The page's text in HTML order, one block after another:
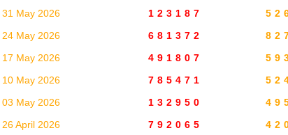
31 May 2026 123187
24 May 2026 681372
17 May 2026 491807
10 May 2026 785471
03 May 2026 132950
26 April 2026 792065